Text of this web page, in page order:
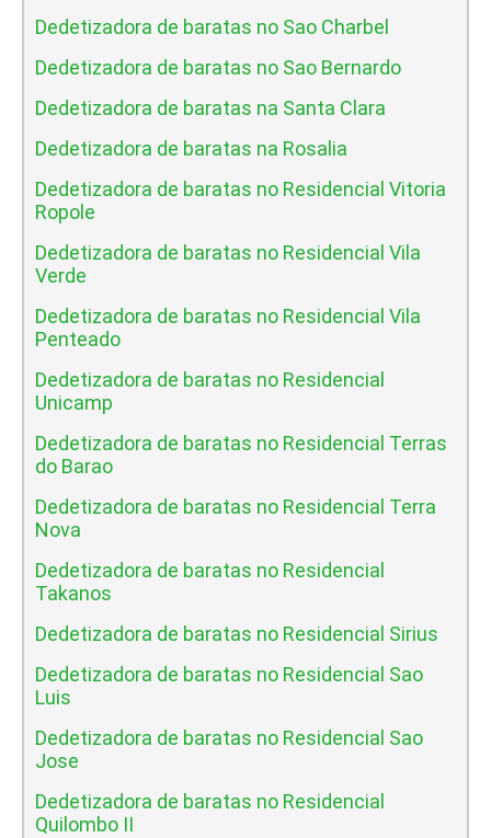
Dedetizadora de baratas no Sao Charbel
Dedetizadora de baratas no Sao Bernardo
Dedetizadora de baratas na Santa Clara
Dedetizadora de baratas na Rosalia
Dedetizadora de baratas no Residencial Vitoria
Ropole
Dedetizadora de baratas no Residencial Vila
Verde
Dedetizadora de baratas no Residencial Vila
Penteado
Dedetizadora de baratas no Residencial
Unicamp
Dedetizadora de baratas no Residencial Terras
do Barao
Dedetizadora de baratas no Residencial Terra
Nova
Dedetizadora de baratas no Residencial
Takanos
Dedetizadora de baratas no Residencial Sirius
Dedetizadora de baratas no Residencial Sao
Luis
Dedetizadora de baratas no Residencial Sao
Jose
Dedetizadora de baratas no Residencial
Quilombo II